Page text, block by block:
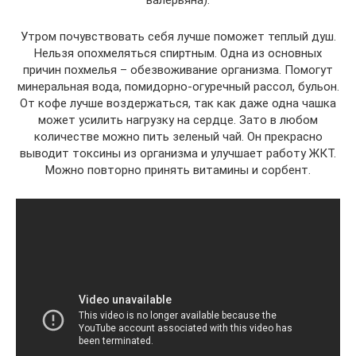
Утром почувствовать себя лучше поможет теплый душ.
Нельзя опохмеляться спиртным. Одна из основных
причин похмелья – обезвоживание организма. Помогут
минеральная вода, помидорно-огуречный рассол, бульон.
От кофе лучше воздержаться, так как даже одна чашка
может усилить нагрузку на сердце. Зато в любом
количестве можно пить зеленый чай. Он прекрасно
выводит токсины из организма и улучшает работу ЖКТ.
Можно повторно принять витамины и сорбент.